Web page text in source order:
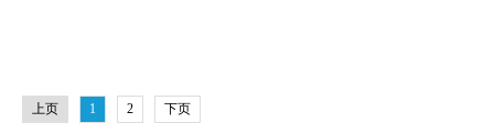
上页 1 2 下页